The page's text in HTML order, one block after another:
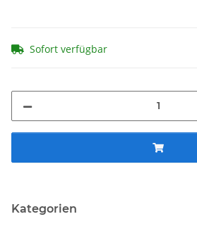
Sofort verfügbar
Kategorien